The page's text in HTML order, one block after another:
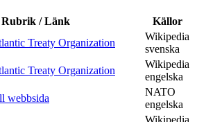
Rubrik / Länk
Källor
Treaty Organization
Wikipedia
svenska
Treaty Organization
Wikipedia
engelska
webbsida
NATO
engelska
Wikipedia